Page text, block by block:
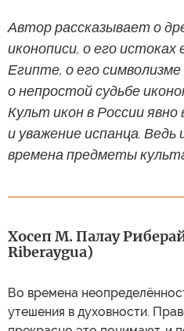
Автор рассказывает о
иконописи, о его
Египте, о его
о непростой судьбе
Культ икон в России
и уважение испанца.
времена предметы
Хосеп М. Палау
Riberaygua)
Во времена
утешения в духовности.